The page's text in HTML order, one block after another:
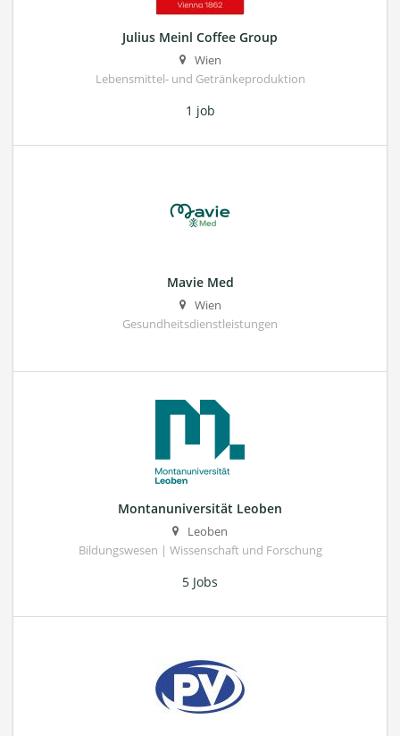
Julius Meinl Coffee Group
Wien
Lebensmittel- und Getränkeproduktion
1 job
Mavie Med
Wien
Gesundheitsdienstleistungen
Montanuniversität Leoben
Leoben
Bildungswesen | Wissenschaft und Forschung
5 Jobs